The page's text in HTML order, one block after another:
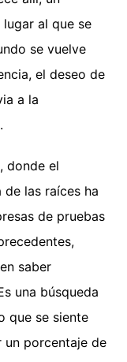
al que se
se vuelve
el deseo de
a la
donde el
las raíces ha
de pruebas
saber
una búsqueda
que se siente
porcentaje de